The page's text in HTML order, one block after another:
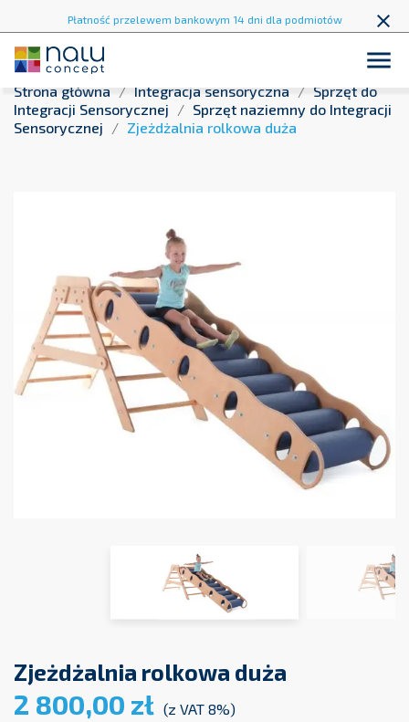
Płatność przelewem bankowym 14 dni dla podmiotów
close

Strona główna Integracja sensoryczna
Sprzęt do
Integracji Sensorycznej
Sprzęt naziemny do Integracji
Sensorycznej
Zjeżdżalnia rolkowa duża
Zjeżdżalnia rolkowa duża
2 800,00 zł (z VAT 8%)